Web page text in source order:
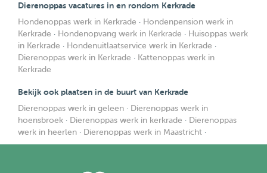
Dierenoppas vacatures in en rondom Kerkrade
Hondenoppas werk in Kerkrade · Hondenpension werk in
Kerkrade · Hondenopvang werk in Kerkrade · Huisoppas werk
in Kerkrade · Hondenuitlaatservice werk in Kerkrade ·
Dierenoppas werk in Kerkrade · Kattenoppas werk in
Kerkrade
Bekijk ook plaatsen in de buurt van Kerkrade
Dierenoppas werk in geleen · Dierenoppas werk in
hoensbroek · Dierenoppas werk in kerkrade · Dierenoppas
werk in heerlen · Dierenoppas werk in Maastricht ·